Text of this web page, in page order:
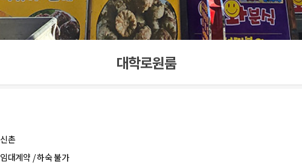
대학로원룸
신촌
임대계약 / 하숙 불가